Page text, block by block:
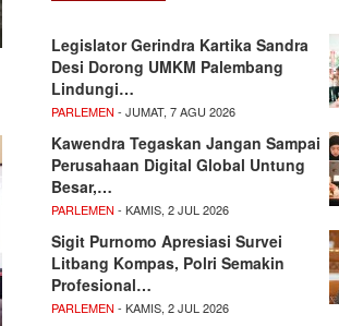
Legislator Gerindra Kartika Sandra
Desi Dorong UMKM Palembang
Lindungi…
PARLEMEN - JUMAT, 7 AGU 2026
Kawendra Tegaskan Jangan Sampai
Perusahaan Digital Global Untung
Besar,…
PARLEMEN - KAMIS, 2 JUL 2026
Sigit Purnomo Apresiasi Survei
Litbang Kompas, Polri Semakin
Profesional…
PARLEMEN - KAMIS, 2 JUL 2026